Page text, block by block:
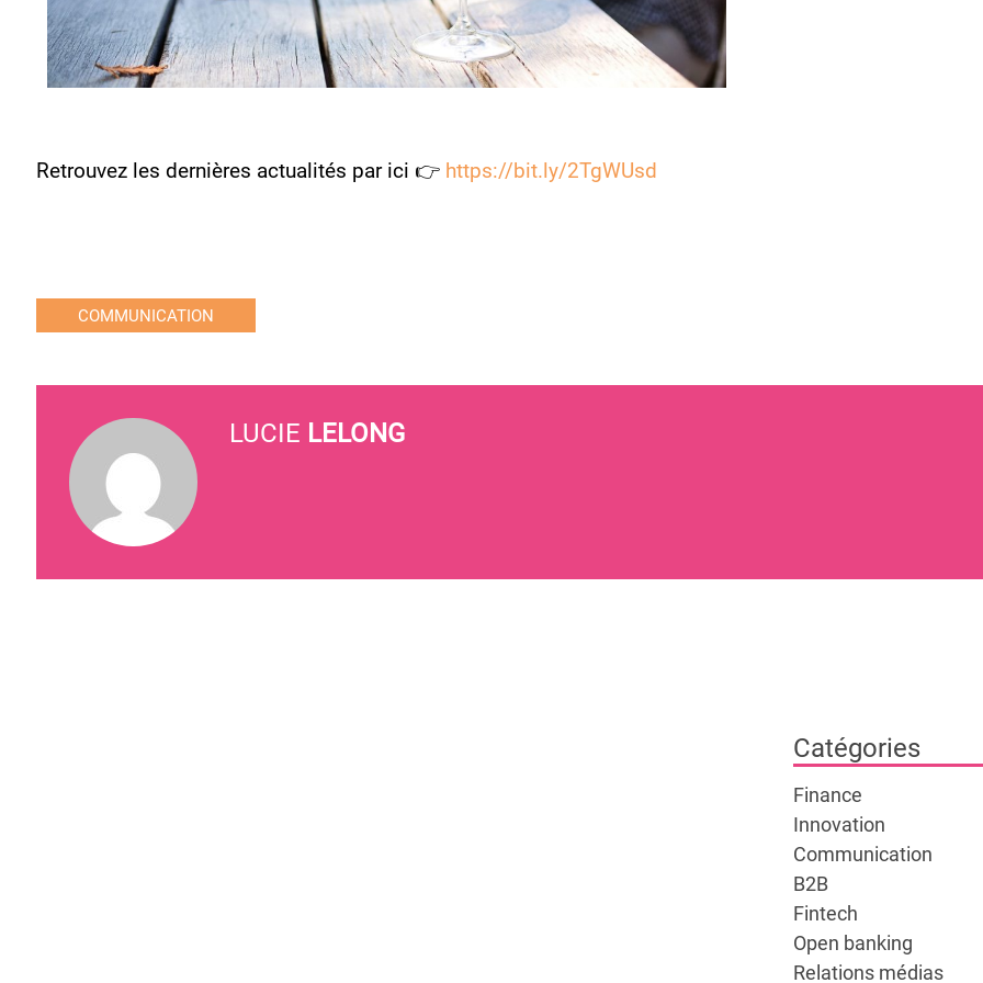
Retrouvez les dernières actualités par ici 👉 https://bit.ly/2TgWUsd
COMMUNICATION
LUCIE LELONG
Catégories
Finance
Innovation
Communication
B2B
Fintech
Open banking
Relations médias